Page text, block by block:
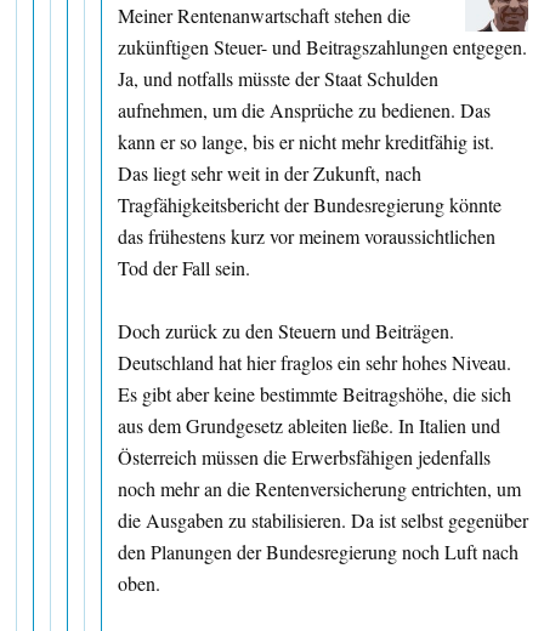
Meiner Rentenanwartschaft stehen die
zukünftigen Steuer- und Beitragszahlungen entgegen.
Ja, und notfalls müsste der Staat Schulden
aufnehmen, um die Ansprüche zu bedienen. Das
kann er so lange, bis er nicht mehr kreditfähig ist.
Das liegt sehr weit in der Zukunft, nach
Tragfähigkeitsbericht der Bundesregierung könnte
das frühestens kurz vor meinem voraussichtlichen
Tod der Fall sein.
Doch zurück zu den Steuern und Beiträgen.
Deutschland hat hier fraglos ein sehr hohes Niveau.
Es gibt aber keine bestimmte Beitragshöhe, die sich
aus dem Grundgesetz ableiten ließe. In Italien und
Österreich müssen die Erwerbsfähigen jedenfalls
noch mehr an die Rentenversicherung entrichten, um
die Ausgaben zu stabilisieren. Da ist selbst gegenüber
den Planungen der Bundesregierung noch Luft nach
oben.